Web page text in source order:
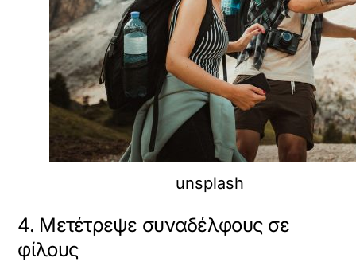
unsplash
4. Μετέτρεψε συναδέλφους σε
φίλους